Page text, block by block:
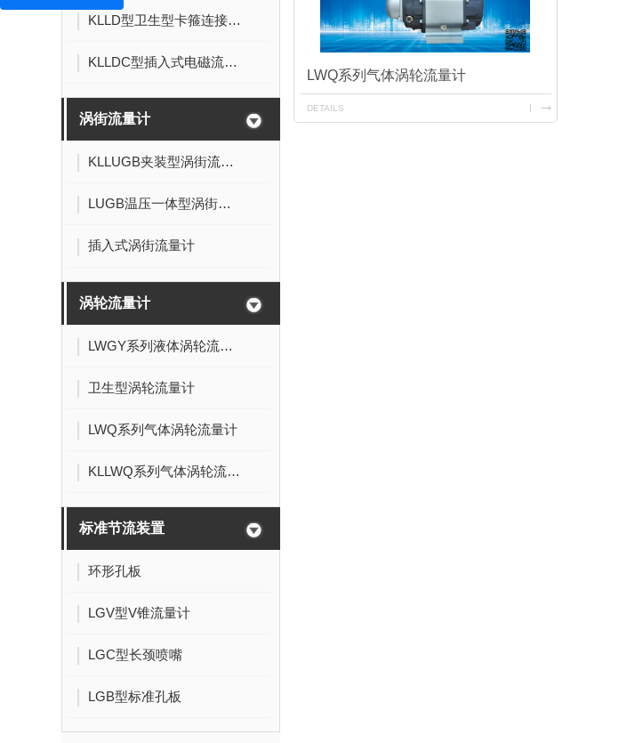
KLLD型卫生型卡箍连接式电磁流量计
KLLDC型插入式电磁流量计
涡街流量计
KLLUGB夹装型涡街流量计
LUGB温压一体型涡街流量计
插入式涡街流量计
涡轮流量计
LWGY系列液体涡轮流量计
卫生型涡轮流量计
LWQ系列气体涡轮流量计
KLLWQ系列气体涡轮流量计
标准节流装置
环形孔板
LGV型V锥流量计
LGC型长颈喷嘴
LGB型标准孔板
LWQ系列气体涡轮流量计
DETAILS